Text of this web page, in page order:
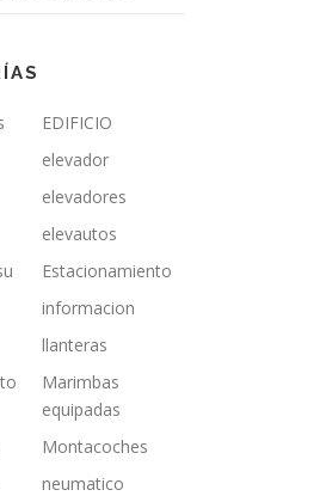
EDIFICIO
elevador
elevadores
elevautos
Estacionamiento
informacion
llanteras
Marimbas
equipadas
Montacoches
neumatico